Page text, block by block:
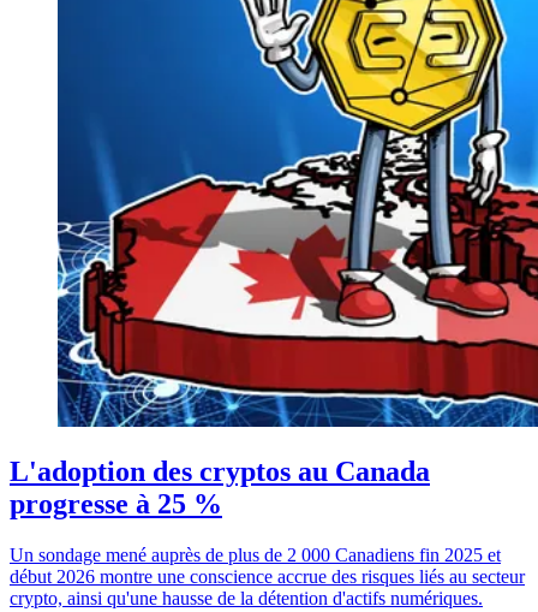
L'adoption des cryptos au Canada
progresse à 25 %
Un sondage mené auprès de plus de 2 000 Canadiens fin 2025 et
début 2026 montre une conscience accrue des risques liés au secteur
crypto, ainsi qu'une hausse de la détention d'actifs numériques.